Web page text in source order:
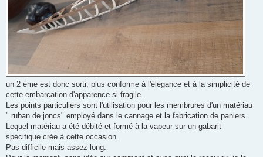
un 2 éme est donc sorti, plus conforme à l'élégance et à la simplicité de
cette embarcation d'apparence si fragile.
Les points particuliers sont l'utilisation pour les membrures d'un matériau
" ruban de joncs" employé dans le cannage et la fabrication de paniers.
Lequel matériau a été débité et formé à la vapeur sur un gabarit
spécifique crée à cette occasion.
Pas difficile mais assez long.